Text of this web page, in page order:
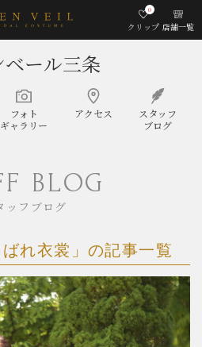
クリップ
0
店舗一覧
ベール三条
フォト
ギャラリー
アクセス
スタッフ
ブログ
BLOG
ッフブログ
れ衣裳 」の記事一覧